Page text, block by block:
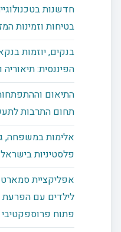
חדשנות
בטיחות וזמינות
בנקים, יוזמות
הפיננסית:
התיאום
תחום התרבות
אלימות במשפחה,
פלסטיניות בישראל
אפליקציית
לילדים עם הפרעת
פתוח פרוספקטיבי